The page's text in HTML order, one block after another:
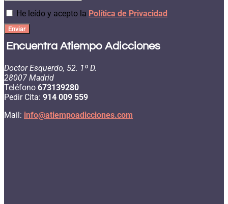
He leído y acepto la Política de Privacidad
Enviar
Encuentra Atiempo Adicciones
Doctor Esquerdo, 52. 1º D.
28007 Madrid
Teléfono 673139280
Pedir Cita: 914 009 559
Mail: info@atiempoadicciones.com